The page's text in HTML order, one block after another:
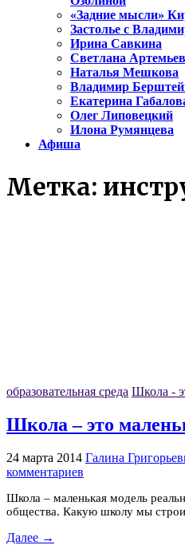
«Задние мысли»
Застолье с
Ирина Савкина
Светлана
Наталья Мешкова
Владимир
Екатерина
Олег Липовецкий
Илона Румянцева
Афиша
Метка:
образовательная среда Школа -
Школа – это
24 марта 2014 Галина
комментариев
Школа – маленькая модель
общества. Какую школу мы
Далее →